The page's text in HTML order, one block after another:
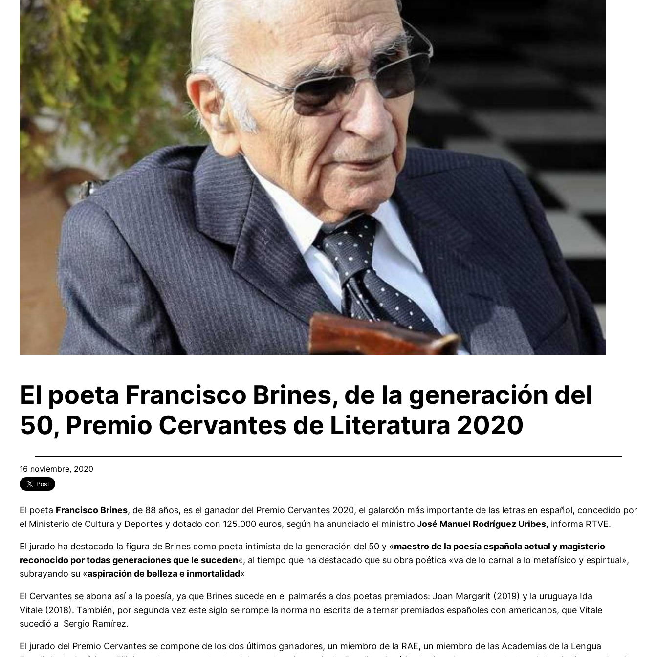
El poeta Francisco Brines, de la generación del
50, Premio Cervantes de Literatura 2020
16 noviembre, 2020
El poeta Francisco Brines, de 88 años, es el ganador del Premio Cervantes 2020, el galardón más importante de las letras en español, concedido por
el Ministerio de Cultura y Deportes y dotado con 125.000 euros, según ha anunciado el ministro José Manuel Rodríguez Uribes, informa RTVE.
El jurado ha destacado la figura de Brines como poeta intimista de la generación del 50 y «maestro de la poesía española actual y magisterio
reconocido por todas generaciones que le suceden«, al tiempo que ha destacado que su obra poética «va de lo carnal a lo metafísico y espirtual»,
subrayando su «aspiración de belleza e inmortalidad«
El Cervantes se abona así a la poesía, ya que Brines sucede en el palmarés a dos poetas premiados: Joan Margarit (2019) y la uruguaya Ida
Vitale (2018). También, por segunda vez este siglo se rompe la norma no escrita de alternar premiados españoles con americanos, que Vitale
sucedió a Sergio Ramírez.
El jurado del Premio Cervantes se compone de los dos últimos ganadores, un miembro de la RAE, un miembro de las Academias de la Lengua